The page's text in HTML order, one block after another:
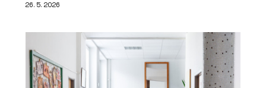
26. 5. 2026